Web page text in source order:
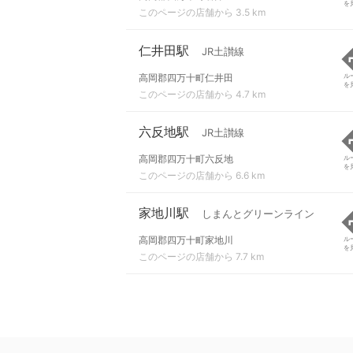
このページの店舗から 3.5 km
を
仁井田駅 JR土讃線
高岡郡四万十町仁井田
このページの店舗から 4.7 km
ル
を
六反地駅 JR土讃線
高岡郡四万十町六反地
このページの店舗から 6.6 km
ル
を
家地川駅 しまんとグリーンライン
高岡郡四万十町家地川
このページの店舗から 7.7 km
ル
を